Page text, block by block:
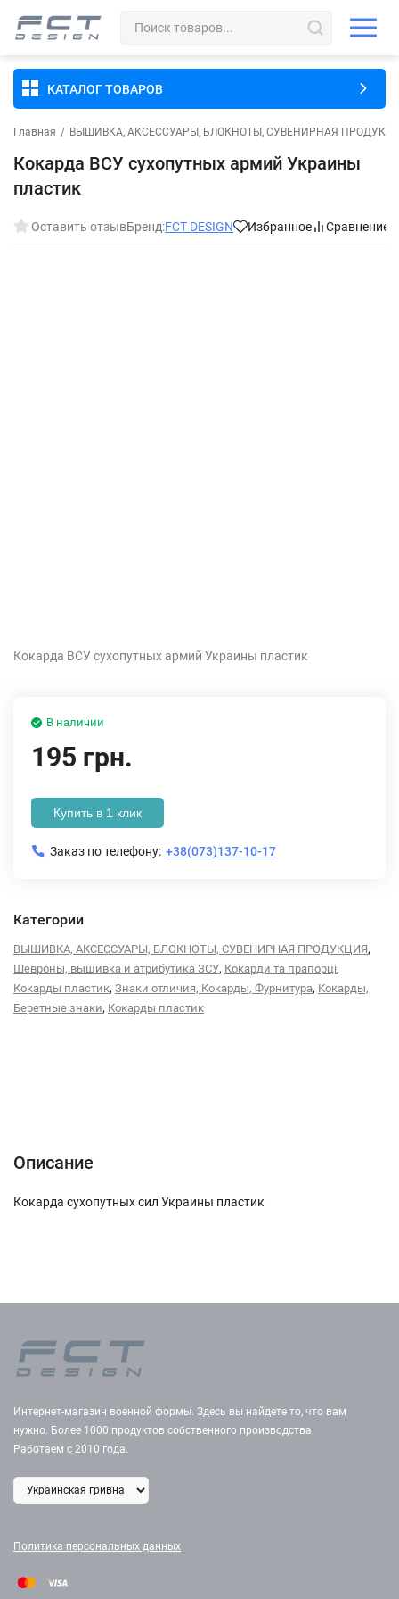
КАТАЛОГ ТОВАРОВ
Главная / ВЫШИВКА, АКСЕССУАРЫ, БЛОКНОТЫ, СУВЕНИРНАЯ
Кокарда ВСУ сухопутных армий Украины
пластик
Оставить отзывБренд:FCT DESIGN Избранное Сравнение
Кокарда ВСУ сухопутных армий Украины пластик
В наличии
195 грн.
Купить в 1 клик
Заказ по телефону: +38(073)137-10-17
Категории
ВЫШИВКА, АКСЕССУАРЫ, БЛОКНОТЫ, СУВЕНИРНАЯ ПРОДУКЦИЯ,
Шевроны, вышивка и атрибутика ЗСУ, Кокарди та прапорці,
Кокарды пластик, Знаки отличия, Кокарды, Фурнитура, Кокарды,
Беретные знаки, Кокарды пластик
Описание
Кокарда сухопутных сил Украины пластик
Интернет-магазин военной формы. Здесь вы найдете то, что вам
нужно. Более 1000 продуктов собственного производства.
Работаем с 2010 года.
Политика персональных данных